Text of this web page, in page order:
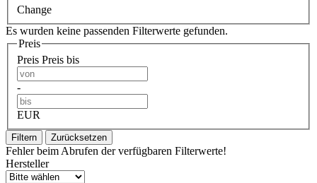
Change
Es wurden keine passenden Filterwerte gefunden.
Preis
Preis Preis bis
-
EUR
Filtern Zurücksetzen
Fehler beim Abrufen der verfügbaren Filterwerte!
Hersteller